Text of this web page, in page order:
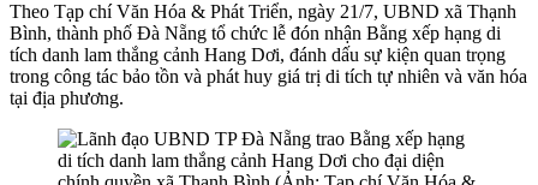
Theo Tạp chí Văn Hóa & Phát Triển, ngày 21/7, UBND xã Thạnh
Bình, thành phố Đà Nẵng tổ chức lễ đón nhận Bằng xếp hạng di
tích danh lam thắng cảnh Hang Dơi, đánh dấu sự kiện quan trọng
trong công tác bảo tồn và phát huy giá trị di tích tự nhiên và văn hóa
tại địa phương.